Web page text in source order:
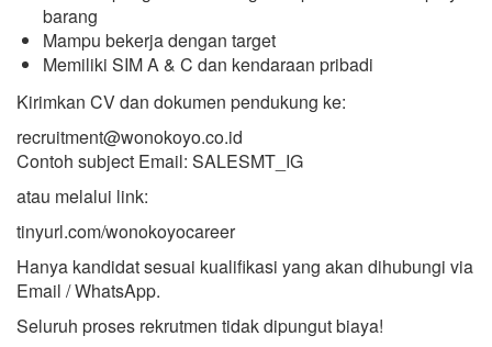
barang
Mampu bekerja dengan target
Memiliki SIM A & C dan kendaraan pribadi
Kirimkan CV dan dokumen pendukung ke:
recruitment@wonokoyo.co.id
Contoh subject Email: SALESMT_IG
atau melalui link:
tinyurl.com/wonokoyocareer
Hanya kandidat sesuai kualifikasi yang akan dihubungi via
Email / WhatsApp.
Seluruh proses rekrutmen tidak dipungut biaya!